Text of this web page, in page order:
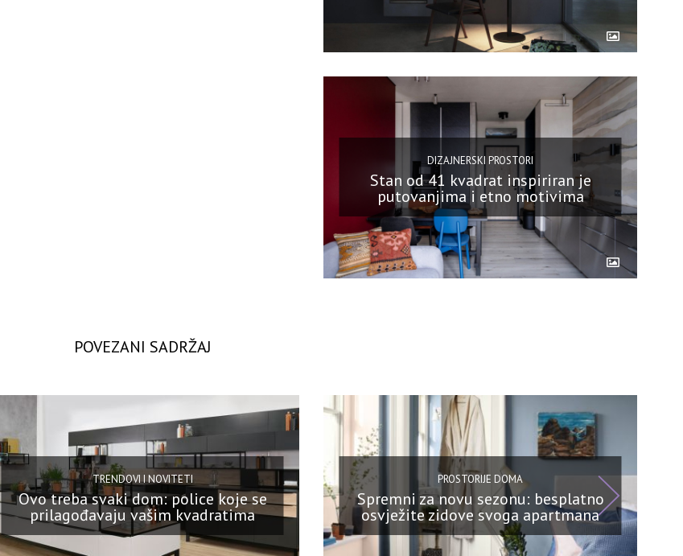
DIZAJNERSKI PROSTORI
Stan od 41 kvadrat inspiriran je
putovanjima i etno motivima
POVEZANI SADRŽAJ
TRENDOVI I NOVITETI
Ovo treba svaki dom: police koje se
prilagođavaju vašim kvadratima
PROSTORIJE DOMA
Spremni za novu sezonu: besplatno
osvježite zidove svoga apartmana